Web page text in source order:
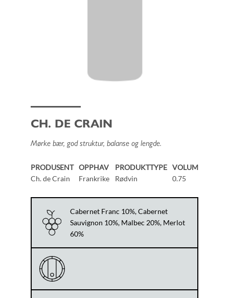
CH. DE CRAIN
Mørke bær, god struktur, balanse og lengde.
PRODUSENT
Ch. de Crain
OPPHAV
Frankrike
PRODUKTTYPE
Rødvin
VOLUM
0.75
Cabernet Franc 10%, Cabernet
Sauvignon 10%, Malbec 20%, Merlot
60%